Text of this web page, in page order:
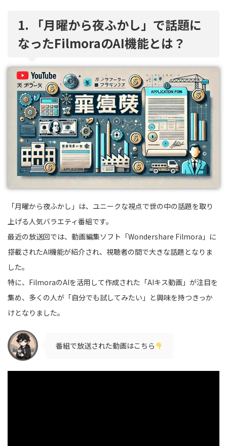
1. 「月曜から夜ふかし」で話題に
なったFilmoraのAI機能とは？
「月曜から夜ふかし」は、ユニークな視点で世の中の話題を取り
上げる人気バラエティ番組です。
最近の放送回では、動画編集ソフト「Wondershare Filmora」に
搭載されたAI機能が紹介され、視聴者の間で大きな話題となりま
した。
特に、FilmoraのAIを活用して作成された「AIキス動画」が注目を
集め、多くの人が「自分でも試してみたい」と興味を持つきっか
けとなりました。
番組で放送された動画はこちら